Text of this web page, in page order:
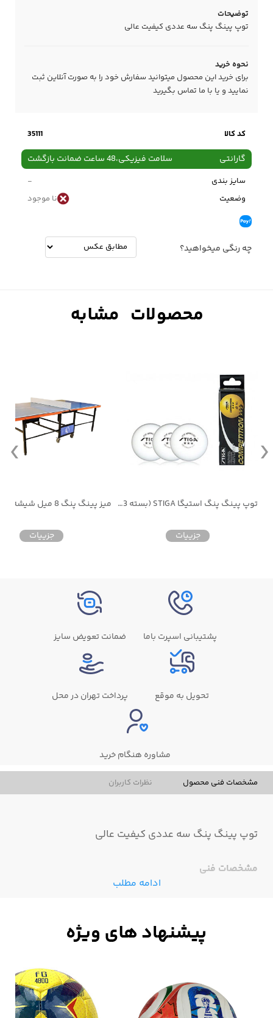
توضیحات
توپ پینگ پنگ سه عددی کیفیت عالی
نحوه خرید
برای خرید این محصول میتوانید سفارش خود را به صورت آنلاین ثبت
نمایید و یا با ما تماس بگیرید
کد کالا 35111
گارانتی سلامت فیزیکی،48 ساعت ضمانت بازگشت
سایز بندی
-
وضعیت
نا موجود
چه رنگی میخواهید؟
توپ پینگ پنگ استیگا STIGA (بسته 3 عددی)
جزییات جزییات
پشتیبانی اسپرت باما ضمانت تعویض سایز
تحویل به موقع پرداخت تهران در محل
مشاوره هنگام خرید
مشخصات فنی محصول نظرات کاربران
توپ پینگ پنگ سه عددی کیفیت عالی
مشخصات فنی
7 گرم
غیر حرفه ای
نوع استفاده
سالن
ادامه مطلب